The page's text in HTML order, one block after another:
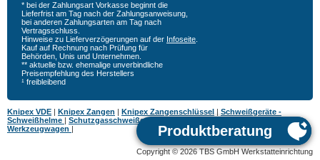
* bei der Zahlungsart Vorkasse beginnt die
Lieferfrist am Tag nach der Zahlungsanweisung,
bei anderen Zahlungsarten am Tag nach
Vertragsschluss.
Hinweise zu Lieferverzögerungen auf der Infoseite
Kauf auf Rechnung nach Prüfung für
Behörden, Unis und Unternehmen.
** aktuelle bzw. ehemalige unverbindliche
Preisempfehlung des Herstellers
¹ freibleibend
Knipex VDE | Knipex Zangen | Knipex Zangenschlüssel | Schweißgeräte -
Schweißhelme | Schutzgasschweißgeräte
Werkzeugwagen |
Copyright © 2026 TBS GmbH Werkstatteinrichtung